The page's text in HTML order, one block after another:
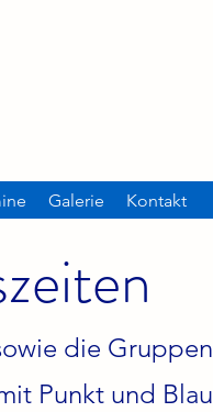
Galerie Kontakt
die
Punkt und